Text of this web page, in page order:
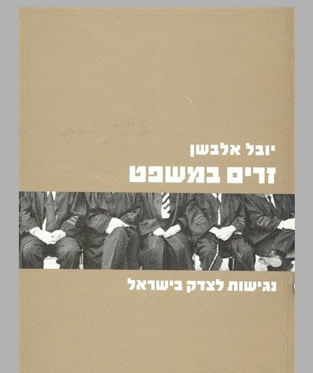
זרים במשפט - נגישות לצדק בישראל ... 0